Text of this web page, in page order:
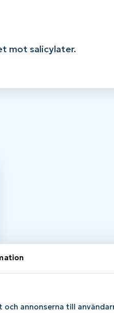
annonserna till
mot salicylater.